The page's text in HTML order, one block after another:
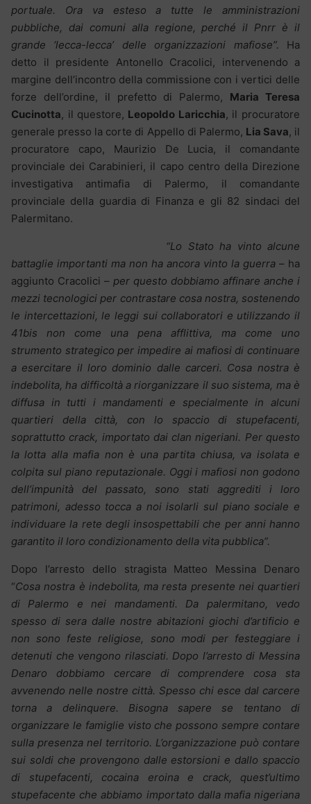
portuale. Ora va esteso a tutte le amministrazioni
pubbliche, dai comuni alla regione, perché il Pnrr è il
grande ‘lecca-lecca’ delle organizzazioni mafiose”. Ha
detto il presidente Antonello Cracolici, intervenendo a
margine dell’incontro della commissione con i vertici delle
forze dell’ordine, il prefetto di Palermo, Maria Teresa
Cucinotta, il questore, Leopoldo Laricchia, il procuratore
generale presso la corte di Appello di Palermo, Lia Sava, il
procuratore capo, Maurizio De Lucia, il comandante
provinciale dei Carabinieri, il capo centro della Direzione
investigativa antimafia di Palermo, il comandante
provinciale della guardia di Finanza e gli 82 sindaci del
Palermitano.
“Lo Stato ha vinto alcune
battaglie importanti ma non ha ancora vinto la guerra – ha
aggiunto Cracolici – per questo dobbiamo affinare anche i
mezzi tecnologici per contrastare cosa nostra, sostenendo
le intercettazioni, le leggi sui collaboratori e utilizzando il
41bis non come una pena afflittiva, ma come uno
strumento strategico per impedire ai mafiosi di continuare
a esercitare il loro dominio dalle carceri. Cosa nostra è
indebolita, ha difficoltà a riorganizzare il suo sistema, ma è
diffusa in tutti i mandamenti e specialmente in alcuni
quartieri della città, con lo spaccio di stupefacenti,
soprattutto crack, importato dai clan nigeriani. Per questo
la lotta alla mafia non è una partita chiusa, va isolata e
colpita sul piano reputazionale. Oggi i mafiosi non godono
dell’impunità del passato, sono stati aggrediti i loro
patrimoni, adesso tocca a noi isolarli sul piano sociale e
individuare la rete degli insospettabili che per anni hanno
garantito il loro condizionamento della vita pubblica”.
Dopo l’arresto dello stragista Matteo Messina Denaro
“Cosa nostra è indebolita, ma resta presente nei quartieri
di Palermo e nei mandamenti. Da palermitano, vedo
spesso di sera dalle nostre abitazioni giochi d’artificio e
non sono feste religiose, sono modi per festeggiare i
detenuti che vengono rilasciati. Dopo l’arresto di Messina
Denaro dobbiamo cercare di comprendere cosa sta
avvenendo nelle nostre città. Spesso chi esce dal carcere
torna a delinquere. Bisogna sapere se tentano di
organizzare le famiglie visto che possono sempre contare
sulla presenza nel territorio. L’organizzazione può contare
sui soldi che provengono dalle estorsioni e dallo spaccio
di stupefacenti, cocaina eroina e crack, quest’ultimo
stupefacente che abbiamo importato dalla mafia nigeriana